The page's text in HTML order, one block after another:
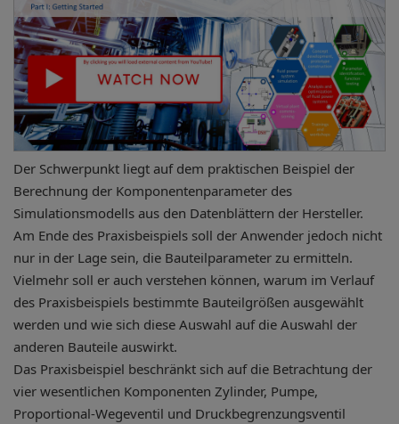
Der Schwerpunkt liegt auf dem praktischen Beispiel der
Berechnung der Komponentenparameter des
Simulationsmodells aus den Datenblättern der Hersteller.
Am Ende des Praxisbeispiels soll der Anwender jedoch nicht
nur in der Lage sein, die Bauteilparameter zu ermitteln.
Vielmehr soll er auch verstehen können, warum im Verlauf
des Praxisbeispiels bestimmte Bauteilgrößen ausgewählt
werden und wie sich diese Auswahl auf die Auswahl der
anderen Bauteile auswirkt.
Das Praxisbeispiel beschränkt sich auf die Betrachtung der
vier wesentlichen Komponenten Zylinder, Pumpe,
Proportional-Wegeventil und Druckbegrenzungsventil